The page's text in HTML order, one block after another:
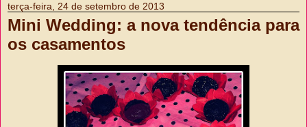
terça-feira, 24 de setembro de 2013
Mini Wedding: a nova tendência para
os casamentos